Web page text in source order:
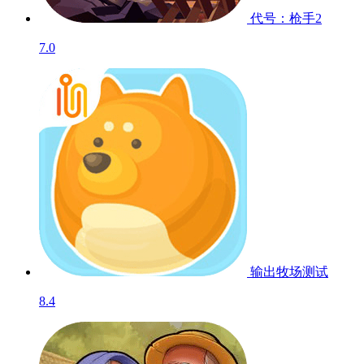
代号：枪手2
7.0
输出牧场测试
8.4